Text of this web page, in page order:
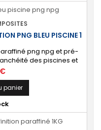
PNG BLEU PISCINE 1
png npg et pré-
des piscines et
couche extérieure lisse
: Étanchéifie votre
verre. Livré avec son
2 cl
panier